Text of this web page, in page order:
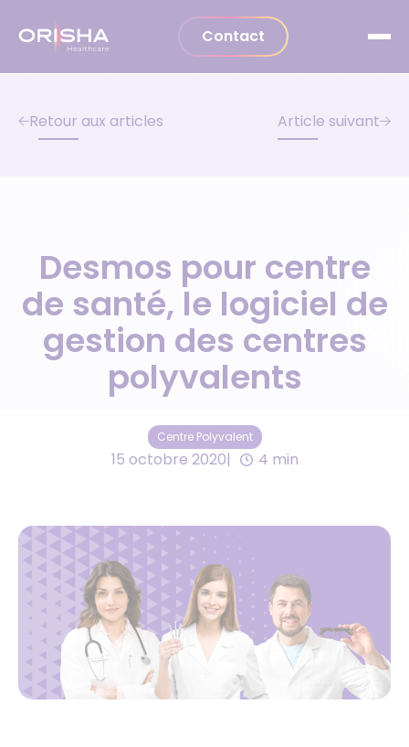
Contact
Retour aux articles Article suivant
Desmos pour centre
de santé, le logiciel de
gestion des centres
polyvalents
Centre Polyvalent
15 octobre 2020 4 min